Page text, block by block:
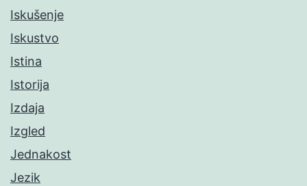
Iskušenje
Iskustvo
Istina
Istorija
Izdaja
Izgled
Jednakost
Jezik